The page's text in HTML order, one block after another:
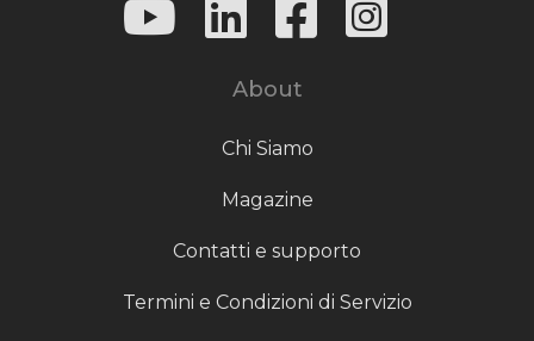
About
Chi Siamo
Magazine
Contatti e supporto
Termini e Condizioni di Servizio